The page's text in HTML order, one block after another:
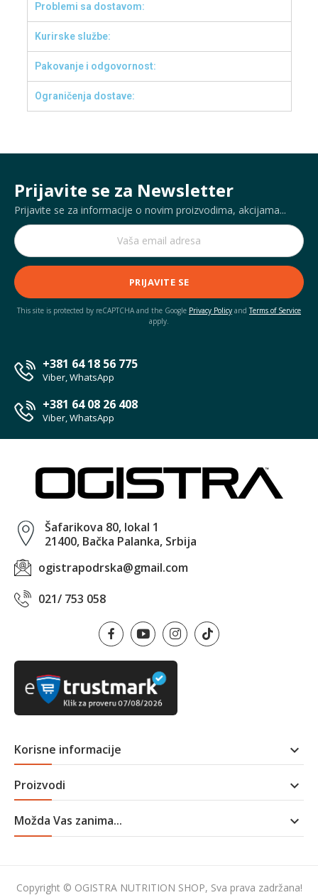
Problemi sa dostavom:
Kurirske službe:
Pakovanje i odgovornost:
Ograničenja dostave:
Prijavite se za Newsletter
Prijavite se za informacije o novim proizvodima, akcijama...
PRIJAVITE SE
This site is protected by reCAPTCHA and the Google Privacy Policy andTerms of Service
apply.
+381 64 18 56 775
Viber, WhatsApp
+381 64 08 26 408
Viber, WhatsApp
Šafarikova 80, lokal 1
21400, Bačka Palanka, Srbija
ogistrapodrska@gmail.com
021/ 753 058
Korisne informacije 
Proizvodi 
Možda Vas zanima... 
Copyright © OGISTRA NUTRITION SHOP, Sva prava zadržana!